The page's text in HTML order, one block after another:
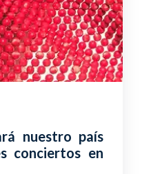
nuestro país
conciertos en